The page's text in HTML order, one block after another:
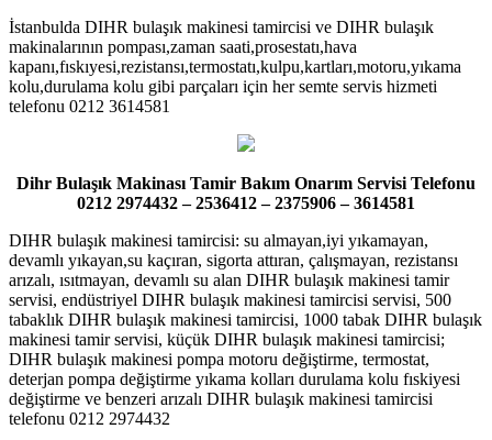
İstanbulda DIHR bulaşık makinesi tamircisi ve DIHR bulaşık
makinalarının pompası,zaman saati,prosestatı,hava
kapanı,fıskıyesi,rezistansı,termostatı,kulpu,kartları,motoru,yıkama
kolu,durulama kolu gibi parçaları için her semte servis hizmeti
telefonu 0212 3614581
Dihr Bulaşık Makinası Tamir Bakım Onarım Servisi Telefonu
0212 2974432 – 2536412 – 2375906 – 3614581
DIHR bulaşık makinesi tamircisi: su almayan,iyi yıkamayan,
devamlı yıkayan,su kaçıran, sigorta attıran, çalışmayan, rezistansı
arızalı, ısıtmayan, devamlı su alan DIHR bulaşık makinesi tamir
servisi, endüstriyel DIHR bulaşık makinesi tamircisi servisi, 500
tabaklık DIHR bulaşık makinesi tamircisi, 1000 tabak DIHR bulaşık
makinesi tamir servisi, küçük DIHR bulaşık makinesi tamircisi;
DIHR bulaşık makinesi pompa motoru değiştirme, termostat,
deterjan pompa değiştirme yıkama kolları durulama kolu fıskiyesi
değiştirme ve benzeri arızalı DIHR bulaşık makinesi tamircisi
telefonu 0212 2974432